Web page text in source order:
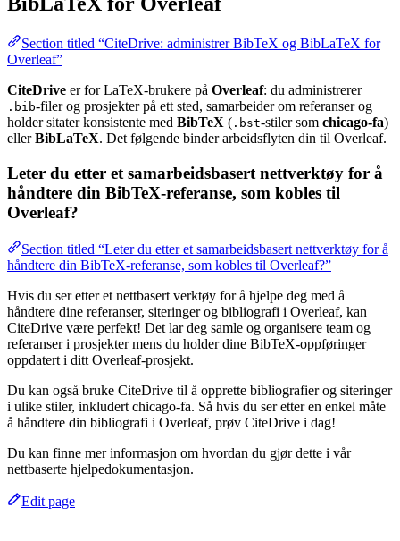
Section titled “CiteDrive: administrer BibTeX og BibLaTeX for
Overleaf”
CiteDrive er for LaTeX-brukere på Overleaf: du administrerer
.bib-filer og prosjekter på ett sted, samarbeider om referanser og
holder sitater konsistente med BibTeX ( .bst-stiler som chicago-fa)
ellerBibLaTeX. Det følgende binder arbeidsflyten din til Overleaf.
Leter du etter et samarbeidsbasert nettverktøy for å
håndtere din BibTeX-referanse, som kobles til
Overleaf?
Section titled “Leter du etter et samarbeidsbasert nettverktøy for å
håndtere din BibTeX-referanse, som kobles til Overleaf?”
Hvis du ser etter et nettbasert verktøy for å hjelpe deg med å
håndtere dine referanser, siteringer og bibliografi i Overleaf, kan
CiteDrive være perfekt! Det lar deg samle og organisere team og
referanser i prosjekter mens du holder dine BibTeX-oppføringer
oppdatert i ditt Overleaf-prosjekt.
Du kan også bruke CiteDrive til å opprette bibliografier og siteringer
i ulike stiler, inkludert chicago-fa. Så hvis du ser etter en enkel måte
å håndtere din bibliografi i Overleaf, prøv CiteDrive i dag!
Du kan finne mer informasjon om hvordan du gjør dette i vår
nettbaserte hjelpedokumentasjon.
Edit page